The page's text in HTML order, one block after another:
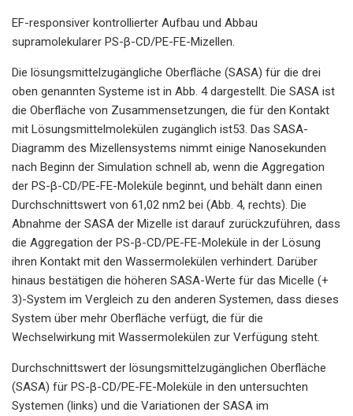
EF-responsiver kontrollierter Aufbau und Abbau
supramolekularer PS-β-CD/PE-FE-Mizellen.
Die lösungsmittelzugängliche Oberfläche (SASA) für die drei
oben genannten Systeme ist in Abb. 4 dargestellt. Die SASA ist
die Oberfläche von Zusammensetzungen, die für den Kontakt
mit Lösungsmittelmolekülen zugänglich ist53. Das SASA-
Diagramm des Mizellensystems nimmt einige Nanosekunden
nach Beginn der Simulation schnell ab, wenn die Aggregation
der PS-β-CD/PE-FE-Moleküle beginnt, und behält dann einen
Durchschnittswert von 61,02 nm2 bei (Abb. 4, rechts). Die
Abnahme der SASA der Mizelle ist darauf zurückzuführen, dass
die Aggregation der PS-β-CD/PE-FE-Moleküle in der Lösung
ihren Kontakt mit den Wassermolekülen verhindert. Darüber
hinaus bestätigen die höheren SASA-Werte für das Micelle (+
3)-System im Vergleich zu den anderen Systemen, dass dieses
System über mehr Oberfläche verfügt, die für die
Wechselwirkung mit Wassermolekülen zur Verfügung steht.
Durchschnittswert der lösungsmittelzugänglichen Oberfläche
(SASA) für PS-β-CD/PE-FE-Moleküle in den untersuchten
Systemen (links) und die Variationen der SASA im